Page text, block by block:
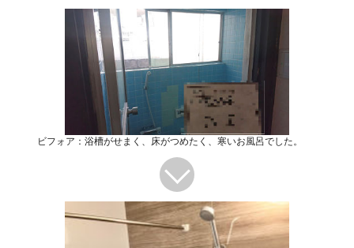
ビフォア：浴槽がせまく、床がつめたく、寒いお風呂でした。